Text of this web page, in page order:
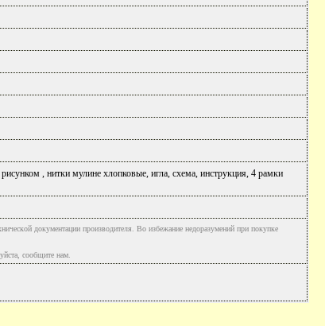
, нитки мулине хлопковые, игла, схема, инструкция, 4 рамки
документации производителя. Во избежание недоразумений при покупке
сообщите нам.